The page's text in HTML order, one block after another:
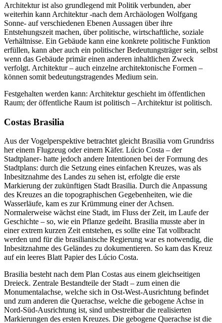
Architektur ist also grundlegend mit Politik verbunden, aber
weiterhin kann Architektur -nach dem Archäologen Wolfgang
Sonne- auf verschiedenen Ebenen Aussagen über ihre
Entstehungszeit machen, über politische, wirtschaftliche, soziale
Verhältnisse. Ein Gebäude kann eine konkrete politische Funktion
erfüllen, kann aber auch ein politischer Bedeutungsträger sein, selbst
wenn das Gebäude primär einen anderen inhaltlichen Zweck
verfolgt. Architektur – auch einzelne architektonische Formen –
können somit bedeutungstragendes Medium sein.
Festgehalten werden kann: Architektur geschieht im öffentlichen
Raum; der öffentliche Raum ist politisch – Architektur ist politisch.
Costas Brasilia
Aus der Vogelperspektive betrachtet gleicht Brasilia vom Grundriss
her einem Flugzeug oder einem Käfer. Lúcio Costa – der
Stadtplaner- hatte jedoch andere Intentionen bei der Formung des
Stadtplans: durch die Setzung eines einfachen Kreuzes, was als
Inbesitznahme des Landes zu sehen ist, erfolgte die erste
Markierung der zukünftigen Stadt Brasilia. Durch die Anpassung
des Kreuzes an die topographischen Gegebenheiten, wie die
Wasserläufe, kam es zur Krümmung einer der Achsen.
Normalerweise wächst eine Stadt, im Fluss der Zeit, im Laufe der
Geschichte – so, wie ein Pflanze gedeiht. Brasilia musste aber in
einer extrem kurzen Zeit entstehen, es sollte eine Tat vollbracht
werden und für die brasilianische Regierung war es notwendig, die
Inbesitznahme des Geländes zu dokumentieren. So kam das Kreuz
auf ein leeres Blatt Papier des Lúcio Costa.
Brasilia besteht nach dem Plan Costas aus einem gleichseitigen
Dreieck. Zentrale Bestandteile der Stadt – zum einen die
Monumentalachse, welche sich in Ost-West-Ausrichtung befindet
und zum anderen die Querachse, welche die gebogene Achse in
Nord-Süd-Ausrichtung ist, sind unbestreitbar die realisierten
Markierungen des ersten Kreuzes. Die gebogene Querachse ist die